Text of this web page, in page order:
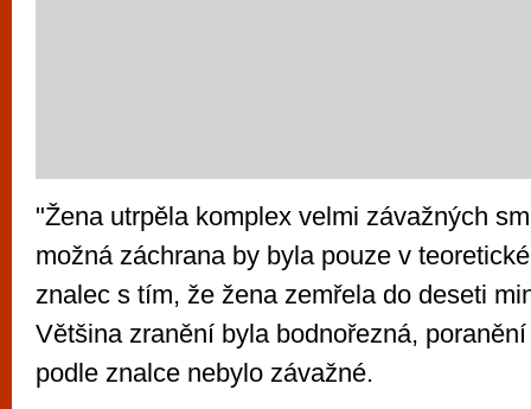
"Žena utrpěla komplex velmi závažných
možná záchrana by byla pouze v
znalec s tím, že žena zemřela do deseti
Většina zranění byla bodnořezná,
podle znalce nebylo závažné.